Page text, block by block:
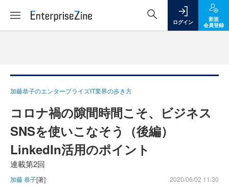
ログイン
新規
会員登録
加藤恭子のエンタープライズIT業界の歩き方
コロナ禍の隙間時間こそ、ビジネス
SNSを使いこなそう（後編）
LinkedIn活用のポイント
連載第2回
加藤 恭子[著] 2020/06/02 11:30